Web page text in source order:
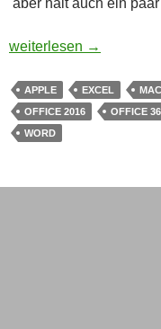
aber halt auch ein
Wie Microsoft den Mac
weiterlesen →
APPLE EXCEL MAC
OFFICE 2016
OFFICE
WORD